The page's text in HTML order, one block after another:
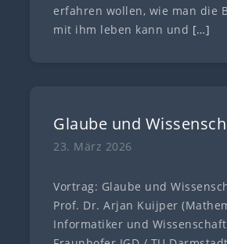
erfahren wollen, wie man die
mit ihm leben kann und […]
Glaube und
23. März 2026
Vortrag: Glaube und
Prof. Dr. Arjan Kuijper
Informatiker und